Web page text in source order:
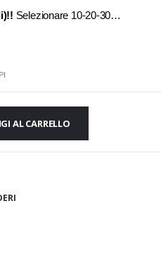
Selezionare 10-20-30…
AL CARRELLO